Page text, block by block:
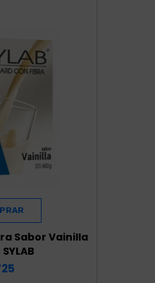
Sabor Vainilla